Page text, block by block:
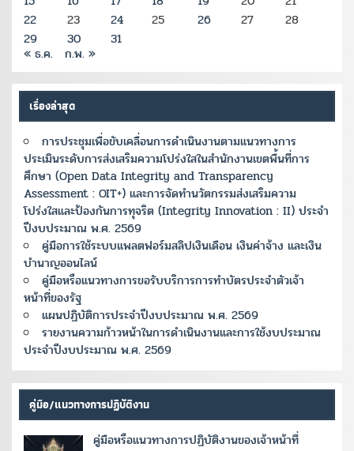
22
23 24 25 26 27
28
29
30 31
« ธ.ค. ก.พ. »
เรื่องล่าสุด
การประชุมเพื่อขับเคลื่อนการดำเนินงานตามแนวทางการ
ประเมินระดับการส่งเสริมความโปร่งใสในสำนักงานเขตพื้นที่การ
ศึกษา (Open Data Integrity and Transparency
Assessment : OIT+) และการจัดทำนวัตกรรมส่งเสริมความ
โปร่งใสและป้องกันการทุจริต (Integrity Innovation : II) ประจำ
ปีงบประมาณ พ.ศ. 2569
คู่มือการใช้ระบบแพลตฟอร์มสลิปเงินเดือน เงินค่าจ้าง และเงิน
บำนาญออนไลน์
คู่มือหรือแนวทางการขอรับบริการการทำบัตรประจำตัวเจ้า
หน้าที่ของรัฐ
แผนปฏิบัติการประจำปีงบประมาณ พ.ศ. 2569
รายงานความก้าวหน้าในการดำเนินงานและการใช้งบประมาณ
ประจำปีงบประมาณ พ.ศ. 2569
คู่มือ/แนวทางการปฏิบัติงาน
คู่มือหรือแนวทางการปฏิบัติงานของเจ้าหน้าที่